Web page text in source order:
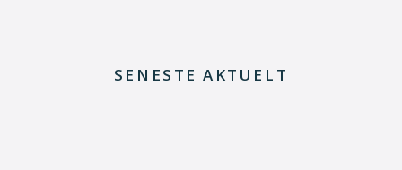
SENESTE AKTUELT